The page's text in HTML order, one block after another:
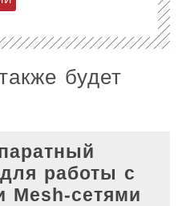
будет
работы с
Mesh-сетями